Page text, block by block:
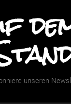
unseren